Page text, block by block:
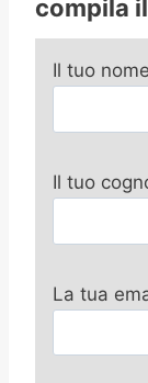
compila
Il tuo nome
Il tuo
La tua